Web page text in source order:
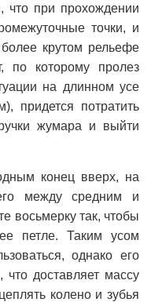
что при прохождении
точки, и
более крутом рельефе
по которому пролез
на длинном усе
придется потратить
жумара и выйти
конец вверх, на
между средним и
восьмерку так, чтобы
петле. Таким усом
однако его
что доставляет массу
колено и зубья